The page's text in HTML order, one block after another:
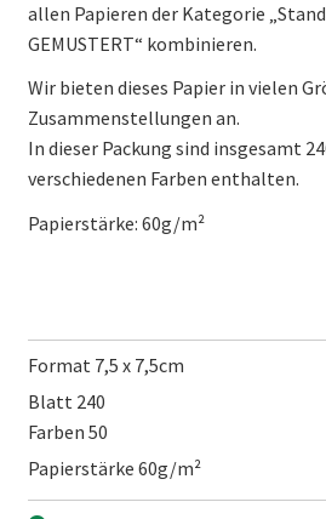
allen Papieren der Kategorie
GEMUSTERT“ kombinieren.
Wir bieten dieses Papier in vielen
Zusammenstellungen an.
In dieser Packung sind insgesamt
verschiedenen Farben enthalten.
Papierstärke: 60g/m²
Format 7,5 x 7,5cm
Blatt 240
Farben 50
Papierstärke 60g/m²